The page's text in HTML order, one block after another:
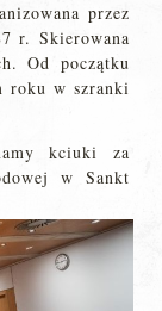
przez
r. Skierowana
Od początku
roku w szranki
kciuki za
w Sankt